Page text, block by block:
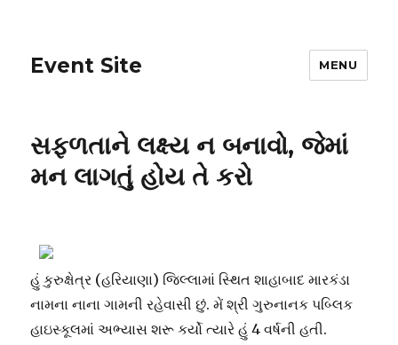
Event Site MENU
સફળતાને લક્ષ્ય ન બનાવો, જેમાં
મન લાગતું હોય તે કરો
હું કુરુક્ષેત્ર (હરિયાણા) જિલ્લામાં સ્થિત શાહાબાદ મારકંડા
નામના નાના ગામની રહેવાસી છું. મેં શ્રી ગુરુનાનક પબ્લિક
હાઇસ્કૂલમાં અભ્યાસ શરૂ કર્યો ત્યારે હું 4 વર્ષની હતી.